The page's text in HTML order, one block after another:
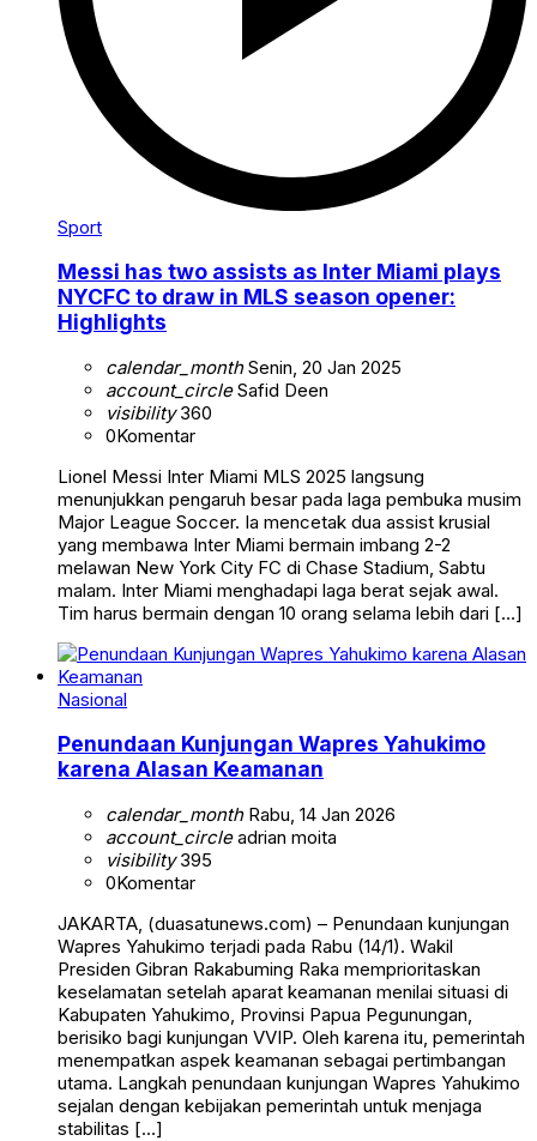
Sport
Messi has two assists as Inter Miami plays
NYCFC to draw in MLS season opener:
Highlights
calendar_monthSenin, 20 Jan 2025
account_circleSafid Deen
visibility360
0Komentar
Lionel Messi Inter Miami MLS 2025 langsung
menunjukkan pengaruh besar pada laga pembuka musim
Major League Soccer. Ia mencetak dua assist krusial
yang membawa Inter Miami bermain imbang 2-2
melawan New York City FC di Chase Stadium, Sabtu
malam. Inter Miami menghadapi laga berat sejak awal.
Tim harus bermain dengan 10 orang selama lebih dari […]
Nasional
Penundaan Kunjungan Wapres Yahukimo
karena Alasan Keamanan
calendar_monthRabu, 14 Jan 2026
account_circleadrian moita
visibility395
0Komentar
JAKARTA, (duasatunews.com) – Penundaan kunjungan
Wapres Yahukimo terjadi pada Rabu (14/1). Wakil
Presiden Gibran Rakabuming Raka memprioritaskan
keselamatan setelah aparat keamanan menilai situasi di
Kabupaten Yahukimo, Provinsi Papua Pegunungan,
berisiko bagi kunjungan VVIP. Oleh karena itu, pemerintah
menempatkan aspek keamanan sebagai pertimbangan
utama. Langkah penundaan kunjungan Wapres Yahukimo
sejalan dengan kebijakan pemerintah untuk menjaga
stabilitas […]